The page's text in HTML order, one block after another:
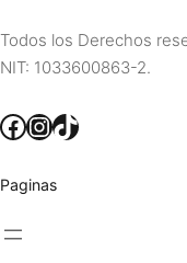
Todos los Derechos
NIT: 1033600863-2.
Facebook InstagramTikTok
Paginas